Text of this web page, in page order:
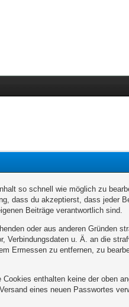
so schnell wie möglich zu
dass du akzeptierst, dass jeder
Beiträge verantwortlich sind.
oder aus anderen Gründen
u. Ä. an die
Ermessen zu entfernen, zu
enthalten keine der oben
eines neuen Passwortes